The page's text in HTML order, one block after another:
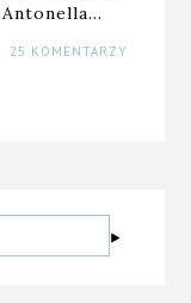
Antonella…
25 KOMENTARZY